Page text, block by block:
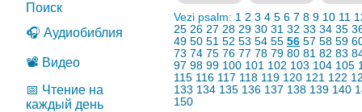
Поиск
🎧 Аудиобиблия
📽️ Видео
📅 Чтение на
каждый день
Vezi psalm: 1 2 3 4 5 6 7 8 9 10 11
25 26 27 28 29 30 31 32 33 34 35
49 50 51 52 53 54 55 56 57 58 59
73 74 75 76 77 78 79 80 81 82 83
97 98 99 100 101 102 103 104 105
115 116 117 118 119 120 121 122
133 134 135 136 137 138 139 140
150